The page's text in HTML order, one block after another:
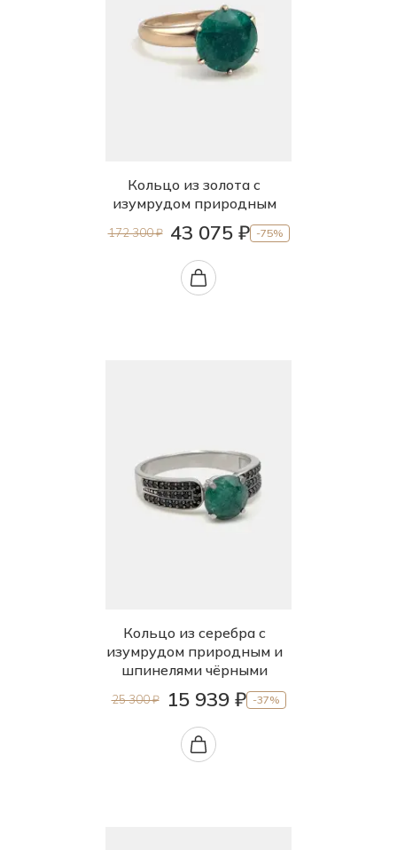
Кольцо из золота с
изумрудом природным
172 300 ₽ 43 075 ₽ -75%
Кольцо из серебра с
изумрудом природным и
шпинелями чёрными
25 300 ₽ 15 939 ₽ -37%